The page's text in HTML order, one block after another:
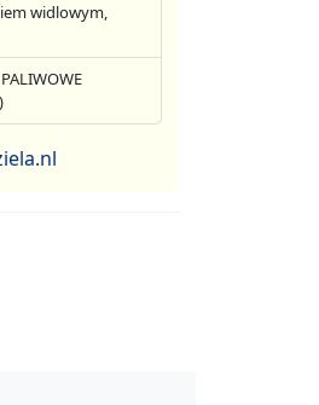
widlowym,